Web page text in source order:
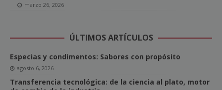
marzo 26, 2026
ÚLTIMOS ARTÍCULOS
Especias y condimentos: Sabores con propósito
agosto 6, 2026
Transferencia tecnológica: de la ciencia al plato, motor